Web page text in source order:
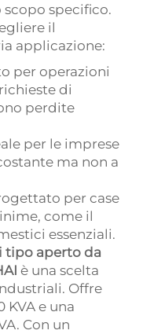
specifico.
il
applicazione:
per operazioni
di
perdite
per le imprese
ma non a
per case
come il
essenziali.
tipo aperto da
è una scelta
Offre
KVA e una
Con un